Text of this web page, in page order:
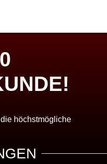
höchstmögliche